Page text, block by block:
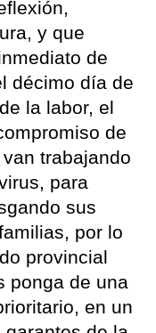
y que
de
décimo día de
la labor, el
de
trabajando
para
sus
por lo
provincial
ponga de una
en un